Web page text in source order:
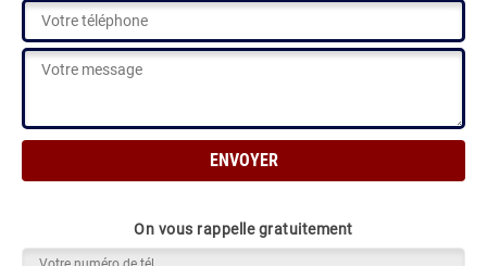
On vous rappelle gratuitement